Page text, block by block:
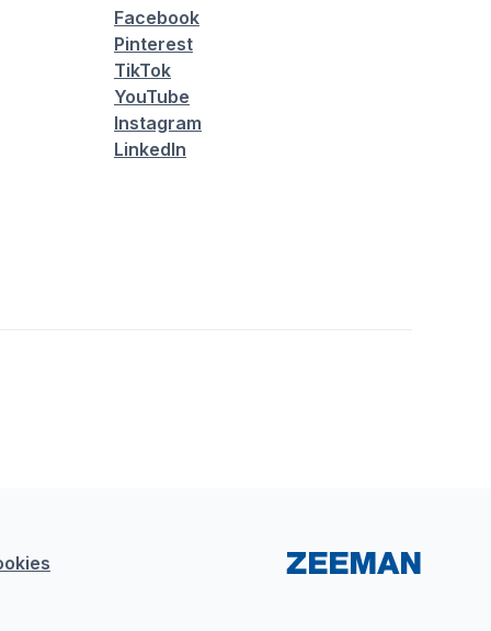
Facebook
Pinterest
TikTok
YouTube
Instagram
LinkedIn